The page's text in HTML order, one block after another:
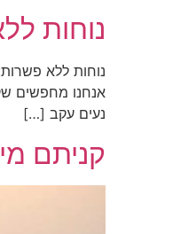
נוחות
נוחות ללא
אנחנו מחפשים
נעים עקב […]
קניתם